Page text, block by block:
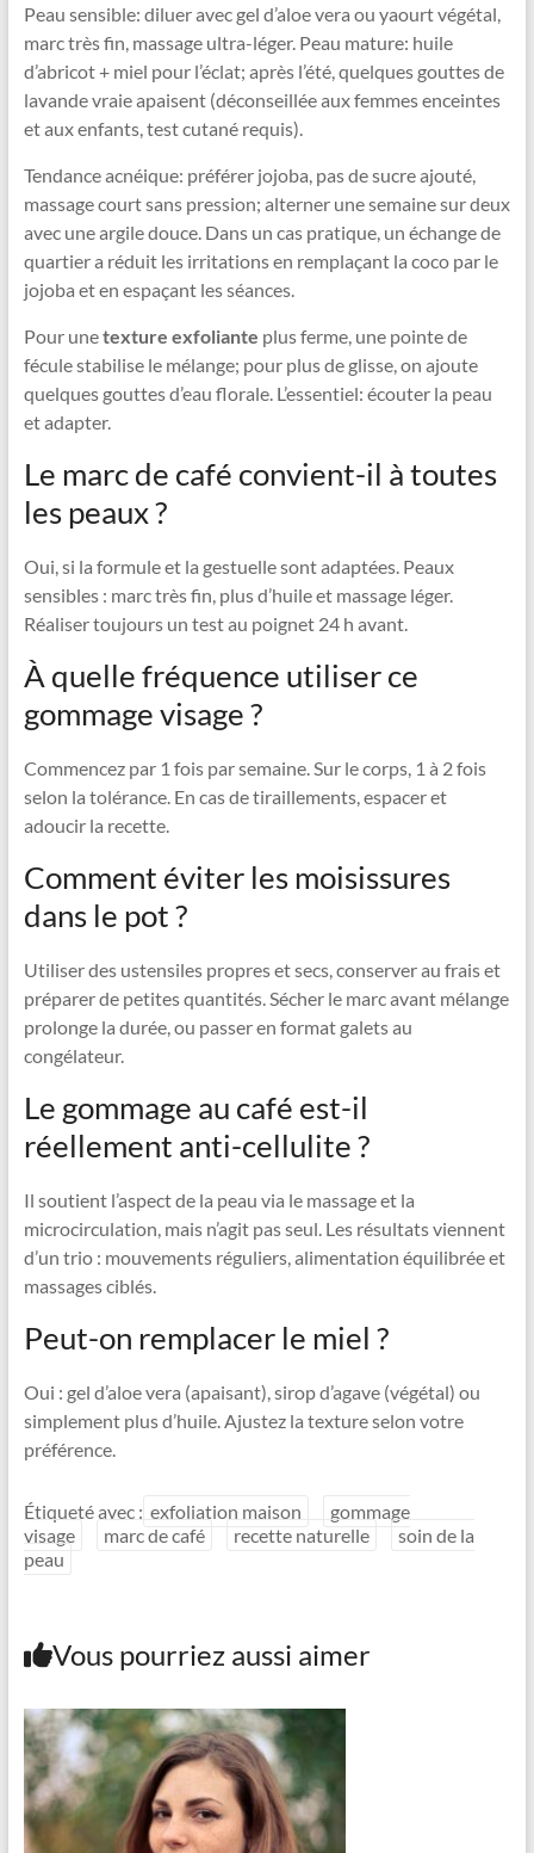
Peau sensible: diluer avec gel d’aloe vera ou yaourt végétal,
marc très fin, massage ultra-léger. Peau mature: huile
d’abricot + miel pour l’éclat; après l’été, quelques gouttes de
lavande vraie apaisent (déconseillée aux femmes enceintes
et aux enfants, test cutané requis).
Tendance acnéique: préférer jojoba, pas de sucre ajouté,
massage court sans pression; alterner une semaine sur deux
avec une argile douce. Dans un cas pratique, un échange de
quartier a réduit les irritations en remplaçant la coco par le
jojoba et en espaçant les séances.
Pour unetexture exfoliante plus ferme, une pointe de
fécule stabilise le mélange; pour plus de glisse, on ajoute
quelques gouttes d’eau florale. L’essentiel: écouter la peau
et adapter.
Le marc de café convient-il à toutes
les peaux ?
Oui, si la formule et la gestuelle sont adaptées. Peaux
sensibles : marc très fin, plus d’huile et massage léger.
Réaliser toujours un test au poignet 24 h avant.
À quelle fréquence utiliser ce
gommage visage ?
Commencez par 1 fois par semaine. Sur le corps, 1 à 2 fois
selon la tolérance. En cas de tiraillements, espacer et
adoucir la recette.
Comment éviter les moisissures
dans le pot ?
Utiliser des ustensiles propres et secs, conserver au frais et
préparer de petites quantités. Sécher le marc avant mélange
prolonge la durée, ou passer en format galets au
congélateur.
Le gommage au café est-il
réellement anti-cellulite ?
Il soutient l’aspect de la peau via le massage et la
microcirculation, mais n’agit pas seul. Les résultats viennent
d’un trio : mouvements réguliers, alimentation équilibrée et
massages ciblés.
Peut-on remplacer le miel ?
Oui : gel d’aloe vera (apaisant), sirop d’agave (végétal) ou
simplement plus d’huile. Ajustez la texture selon votre
préférence.
Étiqueté avec : exfoliation maison
gommage
visage
marc de café recette naturelle
soin de la
peau
Vous pourriez aussi aimer